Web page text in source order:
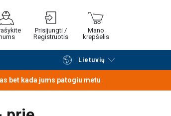
Prisijungti /
Registruotis
Mano
krepšelis
Lietuvių
Tęsti pirkimą
bet kada jums patogiu metu
vietoje. Jis nėra skirtas